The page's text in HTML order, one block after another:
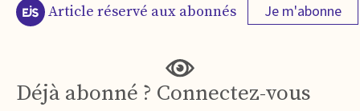
Article réservé aux abonnés Je m'abonne
Déjà abonné ? Connectez-vous